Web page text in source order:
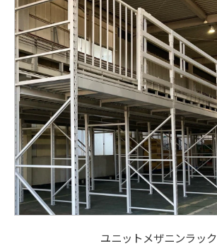
ユニットメザニンラック